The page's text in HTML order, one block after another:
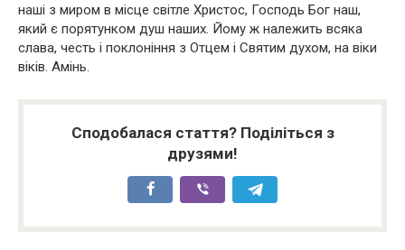
наші з миром в місце світле Христос, Господь Бог наш,
який є порятунком душ наших. Йому ж належить всяка
слава, честь і поклоніння з Отцем і Святим духом, на віки
віків. Амінь.
Сподобалася стаття? Поділіться з
друзями!